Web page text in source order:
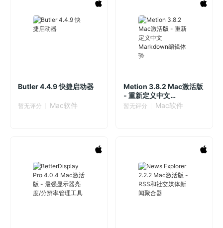
Butler 4.4.9 快捷启动器
暂无评分 Mac软件
Metion 3.8.2 Mac激活版
- 重新定义中文
Markdown编辑体验
暂无评分 Mac软件